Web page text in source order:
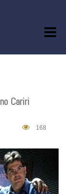
Cariri
168